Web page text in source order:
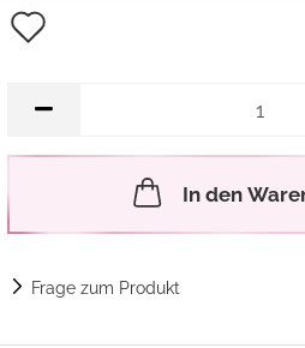
Merkzettel
In den
Frage zum Produkt